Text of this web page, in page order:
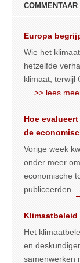
COMMENTAAR
Europa
Wie het
hetzelfde
klimaat, terwijl
… >> lees
Hoe
de
Vorige week
onder meer
economische
publiceerden
Klimaatbeleid
Het
en
samenwerken